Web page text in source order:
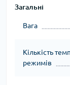
Загальні
Вага
Кількість
режимів